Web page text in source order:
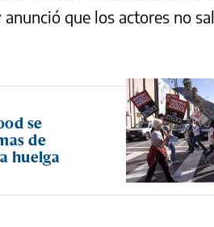
anunció que los actores no
se
de
huelga